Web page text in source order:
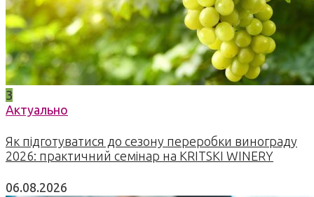
3
Актуально
Як підготуватися до сезону переробки винограду
2026: практичний семінар на KRITSKI WINERY
06.08.2026